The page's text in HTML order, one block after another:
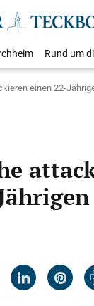
Rund um
einen 22-